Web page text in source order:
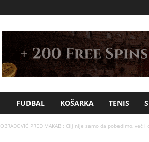
p
FUDBAL KOŠARKA TENIS
OBRADOVIĆ PRED MAKABI: Cilj nije samo da pobedimo, već